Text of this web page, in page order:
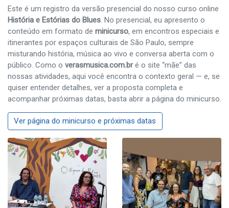
Este é um registro da versão presencial do nosso curso online
História e Estórias do Blues . No presencial, eu apresento o
conteúdo em formato de minicurso, em encontros especiais e
itinerantes por espaços culturais de São Paulo, sempre
misturando história, música ao vivo e conversa aberta com o
público. Como o verasmusica.com.bré o site “mãe” das
nossas atividades, aqui você encontra o contexto geral — e, se
quiser entender detalhes, ver a proposta completa e
acompanhar próximas datas, basta abrir a página do minicurso.
Ver página do minicurso e próximas datas